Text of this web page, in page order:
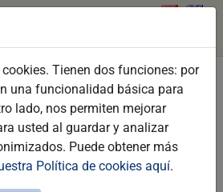
El Maestro Sierra
2025
Tienen dos funciones: por
una funcionalidad básica para
lado, nos permiten mejorar
usted al guardar y analizar
Puede obtener más
Política de cookies aquí.